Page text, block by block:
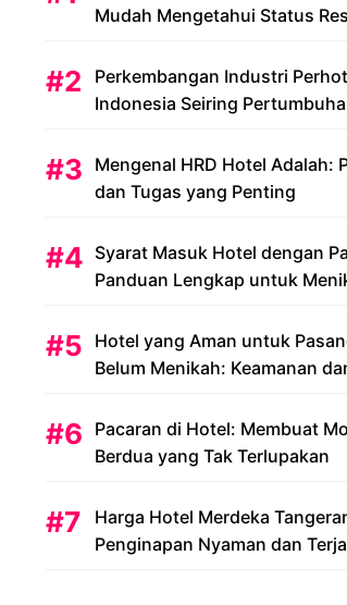
Mudah Mengetahui Status
Perkembangan Industri
Indonesia Seiring
Mengenal HRD Hotel Adalah:
dan Tugas yang Penting
Syarat Masuk Hotel dengan
Panduan Lengkap untuk
Hotel yang Aman untuk
Belum Menikah: Keamanan
Pacaran di Hotel: Membuat
Berdua yang Tak Terlupakan
Harga Hotel Merdeka
Penginapan Nyaman dan